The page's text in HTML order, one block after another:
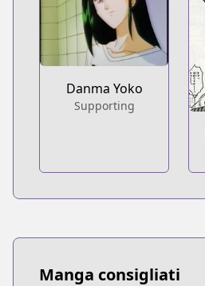
Danma Yoko
Supporting
Manga consigliati